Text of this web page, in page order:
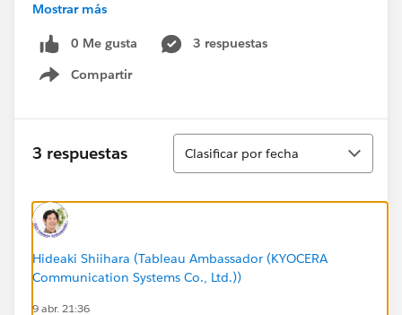
Snowflakeのキーペアを登録する必要はありますか？
以下ドキュメントを見る限り、保存済み認証資格情報に
登録が必要と記載があるのですが、
です。
https://help.tableau.com/current/server/ja-
jp/snowflake_key_pair_auth.htm
補足（背景・前提）
・開発者がTableau Desktopを使ってレポート開発・
Mostrar más
0 Me gusta
3 respuestas
Compartir
Show menu
3 respuestas
Ordenar
Clasificar por fecha
Hideaki Shiihara (Tableau Ambassador (KYOCERA
Communication Systems Co., Ltd.))
9 abr. 21:36